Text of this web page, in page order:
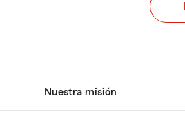
Nuestra misión